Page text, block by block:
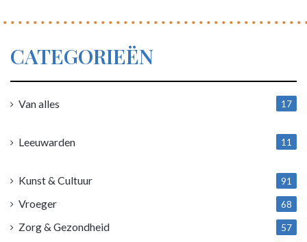
CATEGORIEËN
Van alles
17
Leeuwarden
11
Kunst & Cultuur 91
Vroeger 68
Zorg & Gezondheid 57